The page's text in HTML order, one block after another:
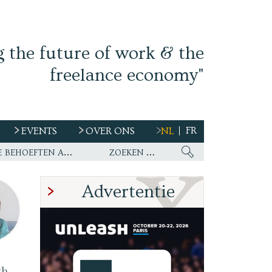
the future of work & the
freelance economy"
EVENTS OVER ONS NL FR
Ework nu wereldwijde partner van WirelessCar’s talentstrategie en toekomstige behoeften aan personeel
Advertentie